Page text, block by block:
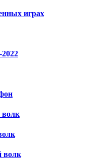
играх
волк